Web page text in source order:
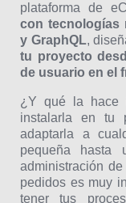
plataforma de
con tecnologías
y GraphQL,
tu proyecto
de usuario en el
¿Y qué la hace
instalarla en tu
adaptarla a
pequeña hasta
administración
pedidos es muy
tener tus